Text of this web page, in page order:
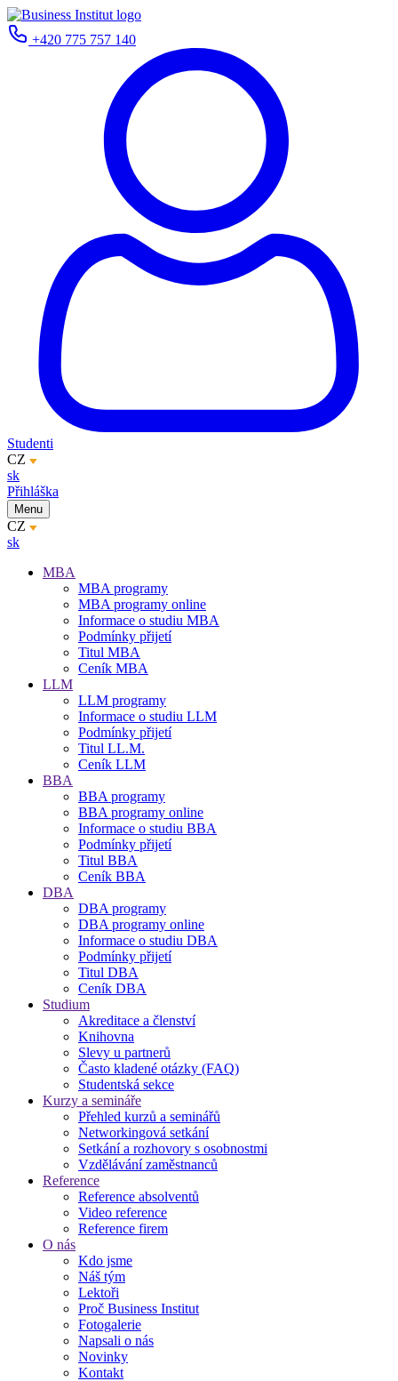
+420 775 757 140
Studenti
CZ
sk
Přihláška
Menu
CZ
sk
MBA
MBA programy
MBA programy online
Informace o studiu MBA
Podmínky přijetí
Titul MBA
Ceník MBA
LLM
LLM programy
Informace o studiu LLM
Podmínky přijetí
Titul LL.M.
Ceník LLM
BBA
BBA programy
BBA programy online
Informace o studiu BBA
Podmínky přijetí
Titul BBA
Ceník BBA
DBA
DBA programy
DBA programy online
Informace o studiu DBA
Podmínky přijetí
Titul DBA
Ceník DBA
Studium
Akreditace a členství
Knihovna
Slevy u partnerů
Často kladené otázky (FAQ)
Studentská sekce
Kurzy a semináře
Přehled kurzů a seminářů
Networkingová setkání
Setkání a rozhovory s osobnostmi
Vzdělávání zaměstnanců
Reference
Reference absolventů
Video reference
Reference firem
O nás
Kdo jsme
Náš tým
Lektoři
Proč Business Institut
Fotogalerie
Napsali o nás
Novinky
Kontakt